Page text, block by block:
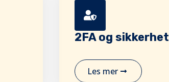
2FA og sikkerhet
Les mer